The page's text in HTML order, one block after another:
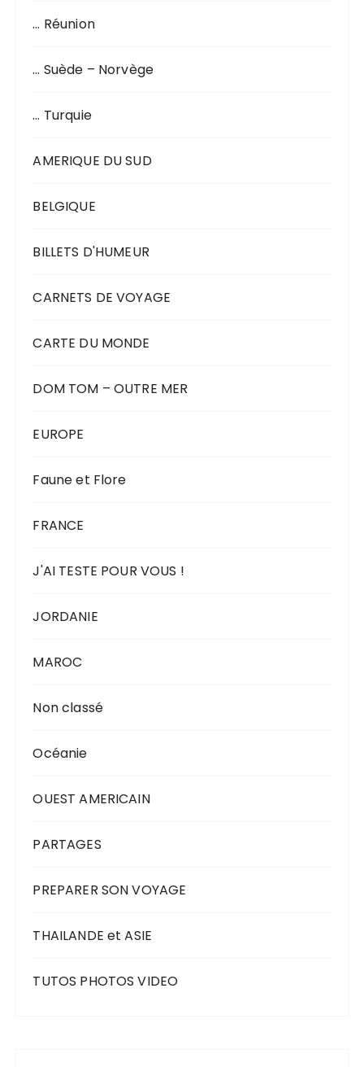
… Réunion
… Suède – Norvège
… Turquie
AMERIQUE DU SUD
BELGIQUE
BILLETS D'HUMEUR
CARNETS DE VOYAGE
CARTE DU MONDE
DOM TOM – OUTRE MER
EUROPE
Faune et Flore
FRANCE
J'AI TESTE POUR VOUS !
JORDANIE
MAROC
Non classé
Océanie
OUEST AMERICAIN
PARTAGES
PREPARER SON VOYAGE
THAILANDE et ASIE
TUTOS PHOTOS VIDEO